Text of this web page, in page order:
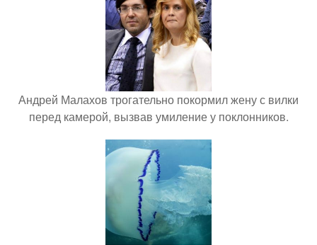
Андрей Малахов трогательно покормил жену с вилки
перед камерой, вызвав умиление у поклонников.